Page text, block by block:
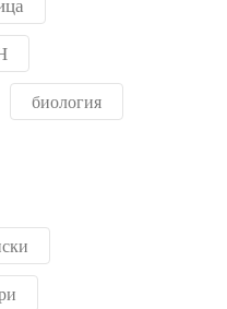
биология